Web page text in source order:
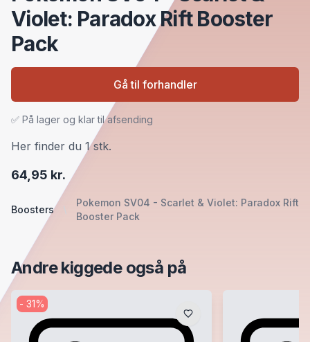
Violet: Paradox Rift Booster
Pack
Boosters
Pokemon SV04 - Scarlet & Violet: Paradox Rift
Booster Pack
64,95 kr.
Her finder du 1 stk.
✅ På lager og klar til afsending
Gå til forhandler
Andre kiggede også på
- 31%